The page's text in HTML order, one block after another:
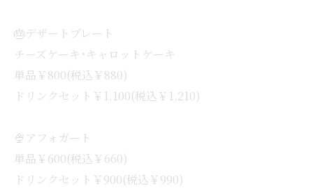
🎂デザートプレート
チーズケーキ･キャロットケーキ
単品￥800(税込￥880)
ドリンクセット￥1,100(税込￥1,210)
🍨アフォガート
単品￥600(税込￥660)
ドリンクセット￥900(税込￥990)